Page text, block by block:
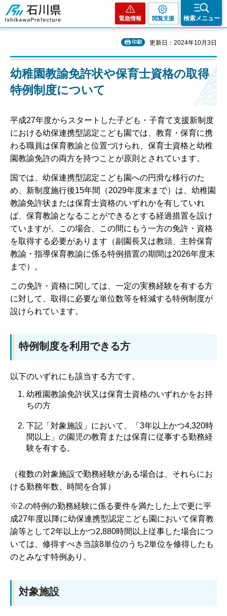
石川県
緊急情報 閲覧支援 検索メニュー
印刷 更新日：2024年10月3日
幼稚園教諭免許状や保育士資格の取得
特例制度について
平成27年度からスタートした子ども・子育て支援新制度
における幼保連携型認定こども園では、教育・保育に携
わる職員は保育教諭と位置づけられ、保育士資格と幼稚
園教諭免許の両方を持つことが原則とされています。
国では、幼保連携型認定こども園への円滑な移行のた
め、新制度施行後15年間（2029年度末まで）は、幼稚園
教諭免許状または保育士資格のいずれかを有していれ
ば、保育教諭となることができるとする経過措置を設け
ていますが、この場合、この間にもう一方の免許・資格
を取得する必要があります（副園長又は教頭、主幹保育
教諭・指導保育教諭に係る特例措置の期間は2026年度末
まで）。
この免許・資格に関しては、一定の実務経験を有する方
に対して、取得に必要な単位数等を軽減する特例制度が
設けられています。
特例制度を利用できる方
以下のいずれにも該当する方です。
幼稚園教諭免許状又は保育士資格のいずれかをお持
ちの方
下記「対象施設」において、「3年以上かつ4,320時
間以上」の園児の教育または保育に従事する勤務経
験を有する。
（複数の対象施設で勤務経験がある場合は、それらにお
ける勤務年数、時間を合算）
※2.の特例の勤務経験に係る要件を満たした上で更に平
成27年度以降に幼保連携型認定こども園において保育教
諭等として2年以上かつ2,880時間以上従事した場合につ
いては、修得すべき当該8単位のうち2単位を修得したも
のとみなす特例あり。
対象施設